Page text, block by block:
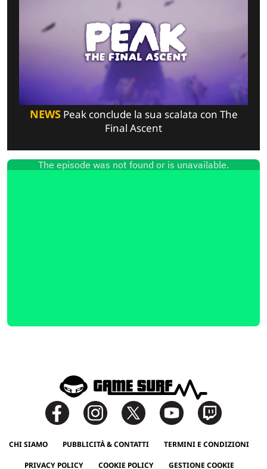
NEWSPeak conclude la sua scalata con The
Final Ascent
CHI SIAMO PUBBLICITÀ & CONTATTI TERMINI E CONDIZIONI
PRIVACY POLICY COOKIE POLICY GESTIONE COOKIE